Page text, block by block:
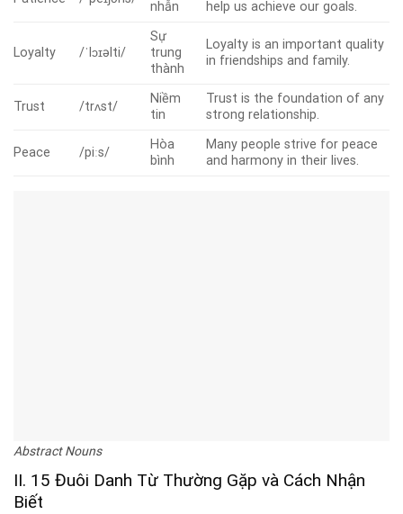
nhẫn
help us achieve our goals.
Loyalty /ˈlɔɪəlti/
Sự
trung
thành
Loyalty is an important quality
in friendships and family.
Trust /trʌst/
Niềm
tin
Trust is the foundation of any
strong relationship.
Peace /piːs/
Hòa
bình
Many people strive for peace
and harmony in their lives.
Abstract Nouns
II. 15 Đuôi Danh Từ Thường Gặp và Cách Nhận
Biết